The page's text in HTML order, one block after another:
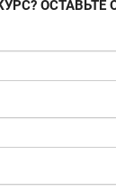
ОСТАВЬТЕ